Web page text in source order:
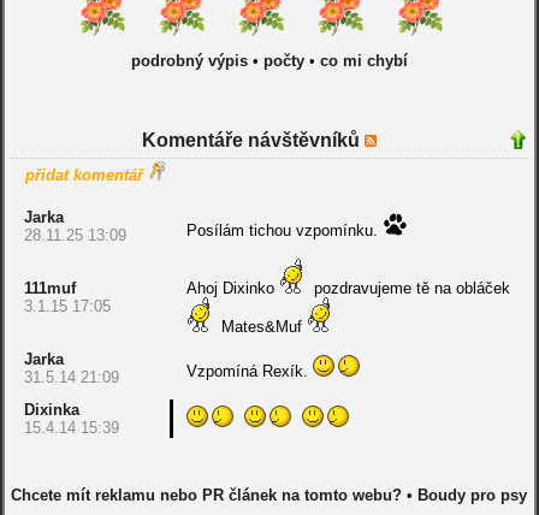
podrobný výpis• počty• co mi chybí
Komentáře návštěvníků
přidat komentář
Jarka
28.11.25 13:09
Posílám tichou vzpomínku.
111muf
3.1.15 17:05
Ahoj Dixinko pozdravujeme tě na obláček
Mates&Muf
Jarka
31.5.14 21:09
Vzpomíná Rexík.
Dixinka
15.4.14 15:39
Chcete mít reklamu nebo PR článek na tomto webu? • Boudy pro psy